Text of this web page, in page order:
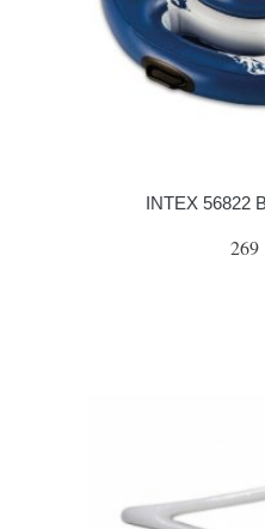
INTEX 56822